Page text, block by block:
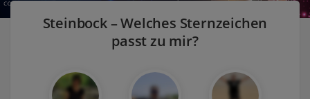
Steinbock – Welches Sternzeichen
passt zu mir?